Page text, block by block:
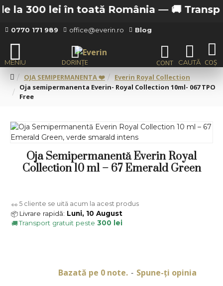
300 lei în toată România — 🚚
0770 171 989 office@everin.ro Blog
OJA SEMIPERMANENTA ❤️
Everin Royal Collection
Oja semipermanenta Everin- Royal Collection 10ml- 067 TPO
Free
Oja Semipermanentă Everin Royal
Collection 10 ml – 67 Emerald Green
Bazată pe 0 note. - Spune-ţi opinia
👀 5 cliente se uită acum la acest produs
📦 Livrare rapidă: Luni, 10 August
🚚Transport gratuit peste 300 lei